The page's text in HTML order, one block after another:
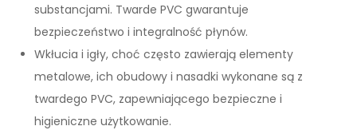
substancjami. Twarde PVC gwarantuje
bezpieczeństwo i integralność płynów.
Wkłucia i igły, choć często zawierają elementy
metalowe, ich obudowy i nasadki wykonane są z
twardego PVC, zapewniającego bezpieczne i
higieniczne użytkowanie.